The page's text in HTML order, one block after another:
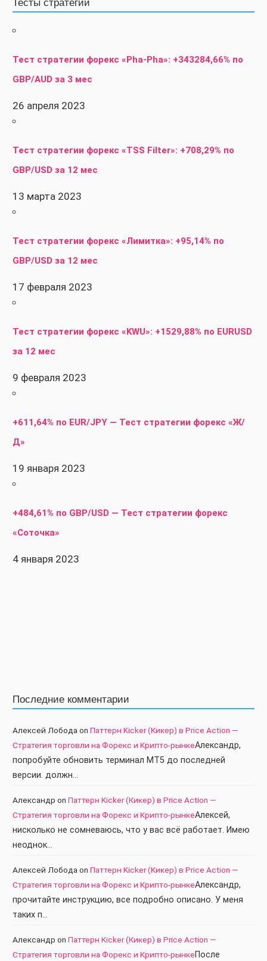
Тесты стратегий
Тест стратегии форекс «Pha-Pha»: +343284,66% по
GBP/AUD за 3 мес
26 апреля 2023
Тест стратегии форекс «TSS Filter»: +708,29% по
GBP/USD за 12 мес
13 марта 2023
Тест стратегии форекс «Лимитка»: +95,14% по
GBP/USD за 12 мес
17 февраля 2023
Тест стратегии форекс «KWU»: +1529,88% по EURUSD
за 12 мес
9 февраля 2023
+611,64% по EUR/JPY — Тест стратегии форекс «Ж/
Д»
19 января 2023
+484,61% по GBP/USD — Тест стратегии форекс
«Соточка»
4 января 2023
Последние комментарии
Алексей Лобода on Паттерн Kicker (Кикер) в Price Action —
Стратегия торговли на Форекс и Крипто-рынкеАлександр,
попробуйте обновить терминал МТ5 до последней
версии. должн…
Александр on Паттерн Kicker (Кикер) в Price Action —
Стратегия торговли на Форекс и Крипто-рынкеАлексей,
нисколько не сомневаюсь, что у вас всё работает. Имею
неоднок…
Алексей Лобода on Паттерн Kicker (Кикер) в Price Action —
Стратегия торговли на Форекс и Крипто-рынкеАлександр,
прочитайте инструкцию, все подробно описано. У меня
таких п…
Александр on Паттерн Kicker (Кикер) в Price Action —
Стратегия торговли на Форекс и Крипто-рынкеПосле